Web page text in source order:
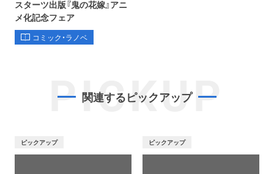
スターツ出版『鬼の花嫁』アニ
メ化記念フェア
コミック・ラノベ
PICKUP
関連するピックアップ
ピックアップ ピックアップ